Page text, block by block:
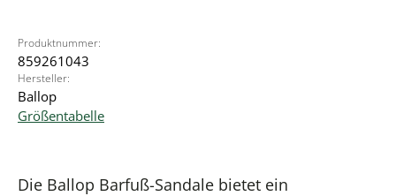
Produktnummer:
859261043
Hersteller:
Ballop
Größentabelle
Die Ballop Barfuß-Sandale bietet ein